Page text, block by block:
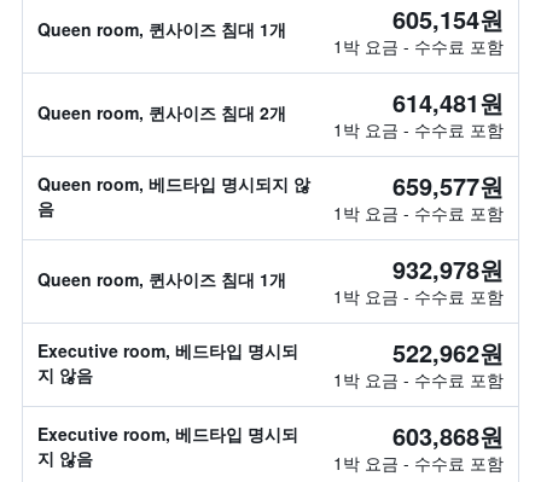
Queen room, 퀸사이즈 침대 1개 605,154원
1박 요금 - 수수료 포함
Queen room, 퀸사이즈 침대 2개 614,481원
1박 요금 - 수수료 포함
Queen room, 베드타입 명시되지 않
음
659,577원
1박 요금 - 수수료 포함
Queen room, 퀸사이즈 침대 1개 932,978원
1박 요금 - 수수료 포함
Executive room, 베드타입 명시되
지 않음
522,962원
1박 요금 - 수수료 포함
Executive room, 베드타입 명시되
지 않음
603,868원
1박 요금 - 수수료 포함